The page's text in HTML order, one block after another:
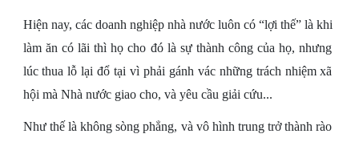
Hiện nay, các doanh nghiệp nhà nước luôn có “lợi thế” là khi
làm ăn có lãi thì họ cho đó là sự thành công của họ, nhưng
lúc thua lỗ lại đổ tại vì phải gánh vác những trách nhiệm xã
hội mà Nhà nước giao cho, và yêu cầu giải cứu...
Như thế là không sòng phẳng, và vô hình trung trở thành rào